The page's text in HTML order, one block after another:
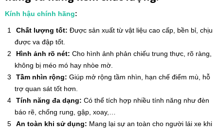
Kính hậu chính hãng:
Chất lượng tốt: Được sản xuất từ vật liệu cao cấp, bền bỉ, chịu
được va đập tốt.
Hình ảnh rõ nét: Cho hình ảnh phản chiếu trung thực, rõ ràng,
không bị méo mó hay nhòe mờ.
Tầm nhìn rộng: Giúp mở rộng tầm nhìn, hạn chế điểm mù, hỗ
trợ quan sát tốt hơn.
Tính năng đa dạng: Có thể tích hợp nhiều tính năng như đèn
báo rẽ, chống rung, gập, xoay,…
An toàn khi sử dụng: Mang lại sự an toàn cho người lái xe khi